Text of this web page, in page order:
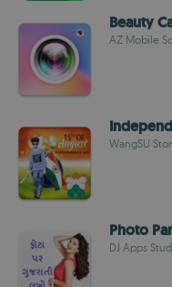
Beauty
AZ Mobile
WangSU
Photo
DJ Apps